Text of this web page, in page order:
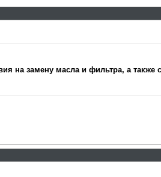
на замену масла и фильтра, а также